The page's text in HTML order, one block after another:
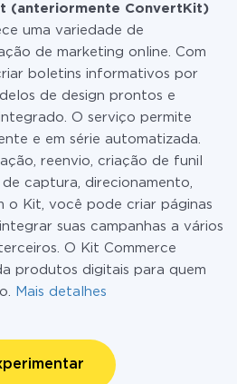
(anteriormente ConvertKit)
uma variedade de
de marketing online. Com
boletins informativos por
de design prontos e
O serviço permite
e em série automatizada.
reenvio, criação de funil
captura, direcionamento,
o Kit, você pode criar páginas
suas campanhas a vários
O Kit Commerce
produtos digitais para quem
Mais detalhes